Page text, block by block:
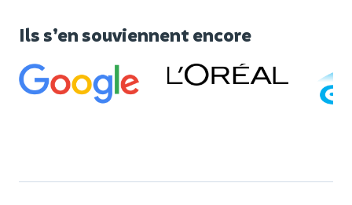
Ils s’en souviennent encore